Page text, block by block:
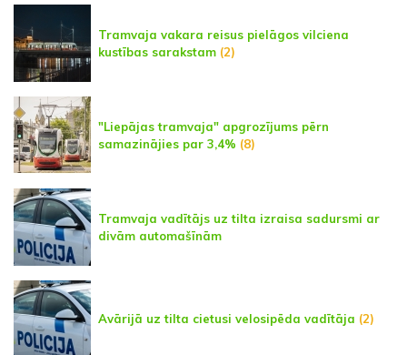
Tramvaja vakara reisus pielāgos vilciena
kustības sarakstam (2)
"Liepājas tramvaja" apgrozījums pērn
samazinājies par 3,4% (8)
Tramvaja vadītājs uz tilta izraisa sadursmi ar
divām automašīnām
Avārijā uz tilta cietusi velosipēda vadītāja (2)